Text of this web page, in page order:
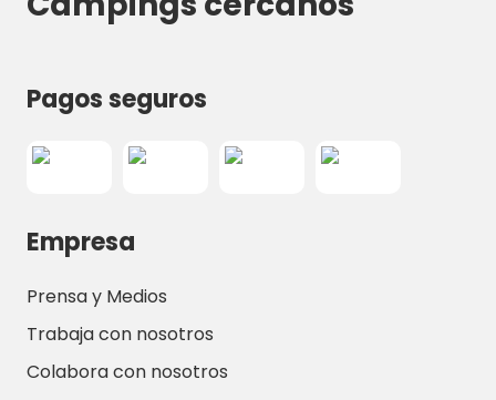
Pagos seguros
Empresa
Prensa y Medios
Trabaja con nosotros
Colabora con nosotros